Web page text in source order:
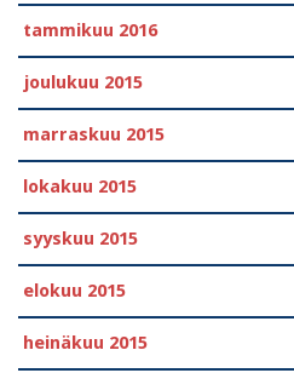
tammikuu 2016
joulukuu 2015
marraskuu 2015
lokakuu 2015
syyskuu 2015
elokuu 2015
heinäkuu 2015